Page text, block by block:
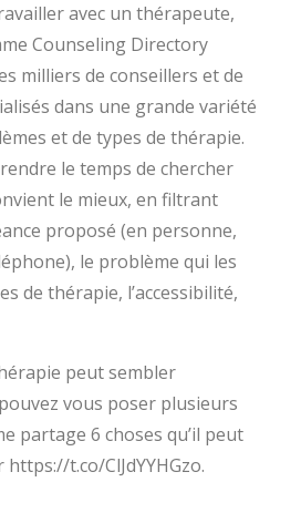
avec un thérapeute,
Counseling Directory
milliers de conseillers et de
dans une grande variété
et de types de thérapie.
le temps de chercher
le mieux, en filtrant
proposé (en personne,
le problème qui les
de thérapie, l’accessibilité,
peut sembler
vous poser plusieurs
partage 6 choses qu’il peut
t.co/ClJdYYHGzo.